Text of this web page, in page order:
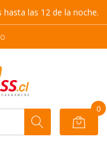
las 12 de la noche.
0